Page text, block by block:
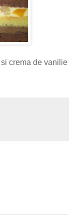
crema de vanilie